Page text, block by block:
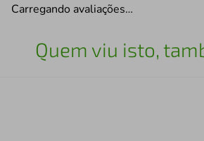
Carregando avaliações…
Quem viu isto,